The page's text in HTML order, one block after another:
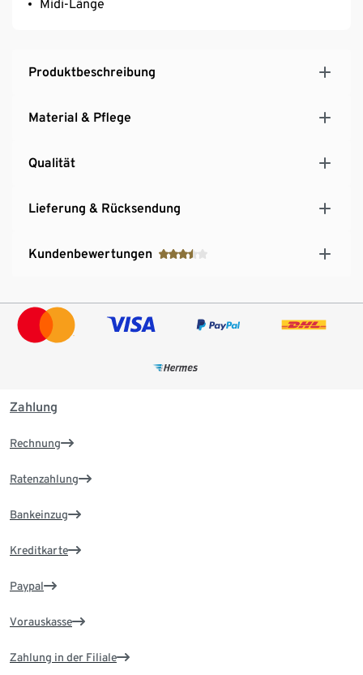
Midi-Länge
Produktbeschreibung
Material & Pflege
Qualität
Lieferung & Rücksendung
Kundenbewertungen
Zahlung
Rechnung
Ratenzahlung
Bankeinzug
Kreditkarte
Paypal
Vorauskasse
Zahlung in der Filiale